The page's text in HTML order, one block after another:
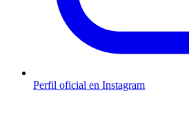
Perfil oficial en Instagram